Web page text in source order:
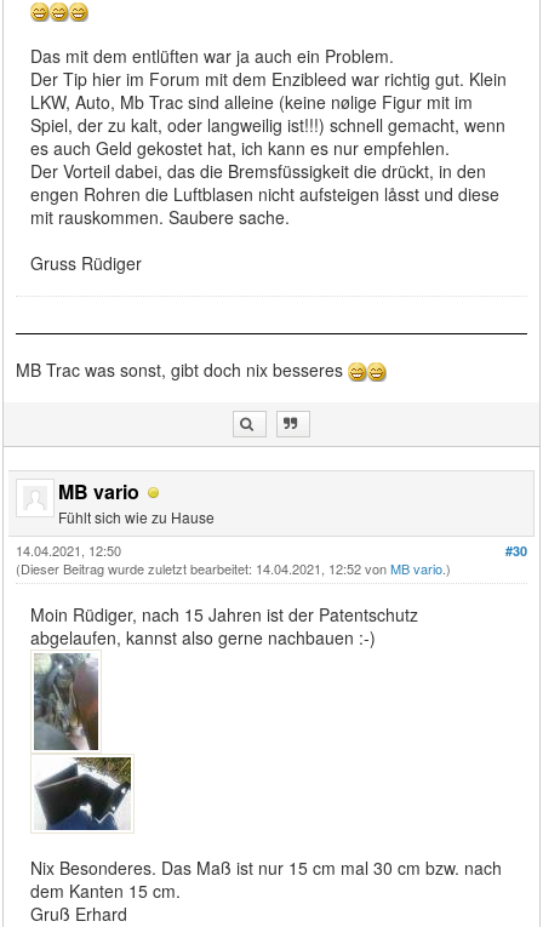
Das mit dem entlüften war ja auch ein Problem.
Der Tip hier im Forum mit dem Enzibleed war richtig gut. Klein
LKW, Auto, Mb Trac sind alleine (keine nølige Figur mit im
Spiel, der zu kalt, oder langweilig ist!!!) schnell gemacht, wenn
es auch Geld gekostet hat, ich kann es nur empfehlen.
Der Vorteil dabei, das die Bremsfüssigkeit die drückt, in den
engen Rohren die Luftblasen nicht aufsteigen låsst und diese
mit rauskommen. Saubere sache.
Gruss Rüdiger
MB Trac was sonst, gibt doch nix besseres
MB vario
Fühlt sich wie zu Hause
#30
14.04.2021, 12:50
(Dieser Beitrag wurde zuletzt bearbeitet: 14.04.2021, 12:52 vonMB vario.)
Moin Rüdiger, nach 15 Jahren ist der Patentschutz
abgelaufen, kannst also gerne nachbauen :-)
Nix Besonderes. Das Maß ist nur 15 cm mal 30 cm bzw. nach
dem Kanten 15 cm.
Gruß Erhard